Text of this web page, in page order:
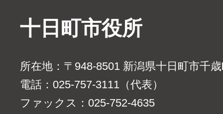
十日町市役所
所在地：〒948-8501 新潟県十日町市千
電話：025-757-3111（代表）
ファックス：025-752-4635